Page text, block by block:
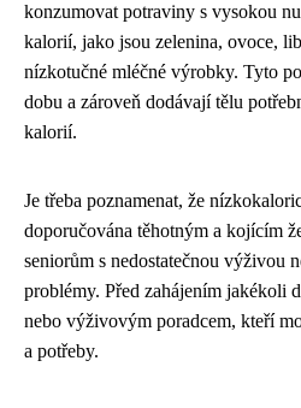
konzumovat potraviny s vysokou
kalorií, jako jsou zelenina, ovoce,
nízkotučné mléčné výrobky. Tyto
dobu a zároveň dodávají tělu
kalorií.
Je třeba poznamenat, že
doporučována těhotným a kojícím
seniorům s nedostatečnou výživou
problémy. Před zahájením jakékoli
nebo výživovým poradcem, kteří
a potřeby.